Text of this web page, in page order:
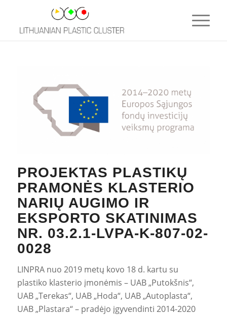
PROJEKTAS PLASTIKŲ
PRAMONĖS KLASTERIO
NARIŲ AUGIMO IR
EKSPORTO SKATINIMAS
NR. 03.2.1-LVPA-K-807-02-
0028
LINPRA nuo 2019 metų kovo 18 d. kartu su
plastiko klasterio įmonėmis – UAB „Putokšnis“,
UAB „Terekas“, UAB „Hoda“, UAB „Autoplasta“,
UAB „Plastara“ – pradėjo įgyvendinti 2014-2020